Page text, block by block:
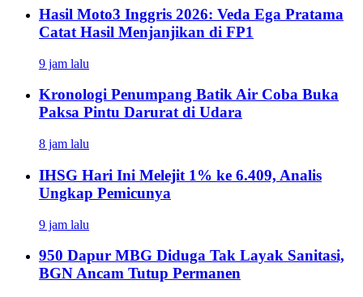
Hasil Moto3 Inggris 2026: Veda Ega Pratama
Catat Hasil Menjanjikan di FP1
9 jam lalu
Kronologi Penumpang Batik Air Coba Buka
Paksa Pintu Darurat di Udara
8 jam lalu
IHSG Hari Ini Melejit 1% ke 6.409, Analis
Ungkap Pemicunya
9 jam lalu
950 Dapur MBG Diduga Tak Layak Sanitasi,
BGN Ancam Tutup Permanen